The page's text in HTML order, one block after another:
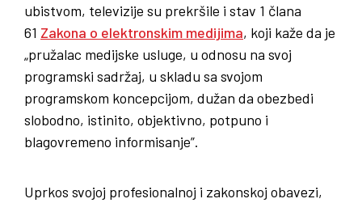
ubistvom, televizije su prekršile i stav 1 člana
61 Zakona o elektronskim medijima, koji kaže da je
„pružalac medijske usluge, u odnosu na svoj
programski sadržaj, u skladu sa svojom
programskom koncepcijom, dužan da obezbedi
slobodno, istinito, objektivno, potpuno i
blagovremeno informisanje”.
Uprkos svojoj profesionalnoj i zakonskoj obavezi,